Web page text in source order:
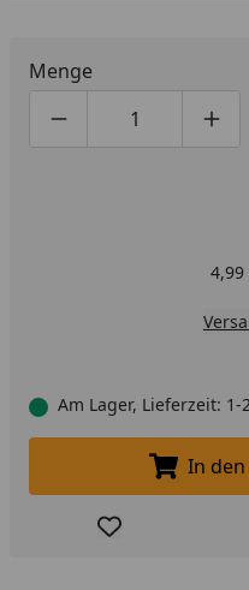
Menge
Produktmenge um
Am Lager, Lieferzeit:
In
Produkt zur